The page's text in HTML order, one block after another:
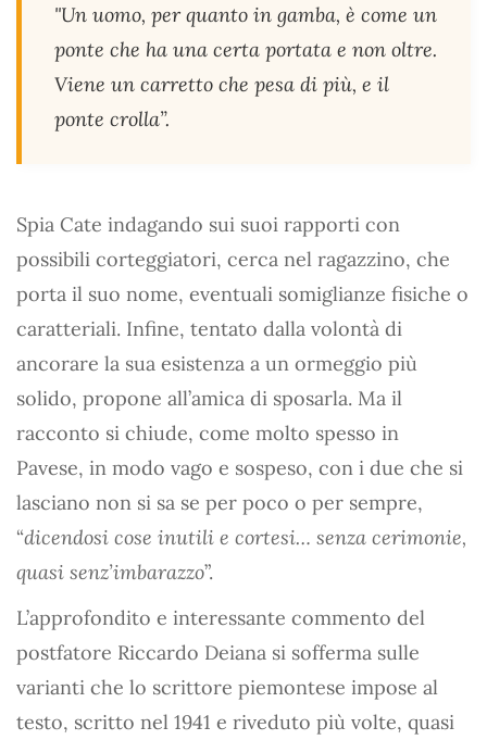
"Un uomo, per quanto in gamba, è come un
ponte che ha una certa portata e non oltre.
Viene un carretto che pesa di più, e il
ponte crolla”.
Spia Cate indagando sui suoi rapporti con
possibili corteggiatori, cerca nel ragazzino, che
porta il suo nome, eventuali somiglianze fisiche o
caratteriali. Infine, tentato dalla volontà di
ancorare la sua esistenza a un ormeggio più
solido, propone all’amica di sposarla. Ma il
racconto si chiude, come molto spesso in
Pavese, in modo vago e sospeso, con i due che si
lasciano non si sa se per poco o per sempre,
“dicendosi cose inutili e cortesi… senza cerimonie,
quasi senz’imbarazzo”.
L’approfondito e interessante commento del
postfatore Riccardo Deiana si sofferma sulle
varianti che lo scrittore piemontese impose al
testo, scritto nel 1941 e riveduto più volte, quasi